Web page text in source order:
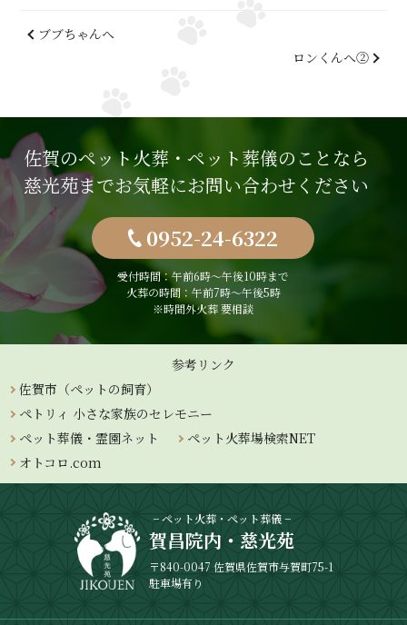
ブブちゃんへ
ロンくんへ②
佐賀のペット火葬・ペット葬儀のことなら
慈光苑までお気軽にお問い合わせください
0952-24-6322
受付時間：午前6時〜午後10時まで
火葬の時間：午前7時～午後5時
※時間外火葬 要相談
参考リンク
佐賀市（ペットの飼育）
ペトリィ 小さな家族のセレモニー
ペット葬儀・霊園ネット
ペット火葬場検索NET
オトコロ.com
− ペット火葬・ペット葬儀 −
賀昌院内・慈光苑
〒840-0047 佐賀県佐賀市与賀町75-1
駐車場有り